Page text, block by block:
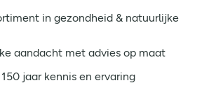
in gezondheid & natuurlijke
aandacht met advies op maat
jaar kennis en ervaring